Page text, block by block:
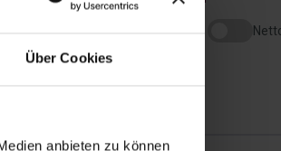
Über Cookies
anbieten zu können